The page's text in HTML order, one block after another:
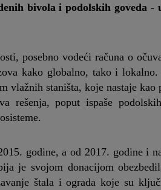
bivola i podolskih goveda -
posebno vodeći računa o
kako globalno, tako i
vlažnih staništa, koje nastaje kao
rešenja, poput ispaše
godine, a od 2017. godine i
je svojom donacijom
štala i ograda koje su